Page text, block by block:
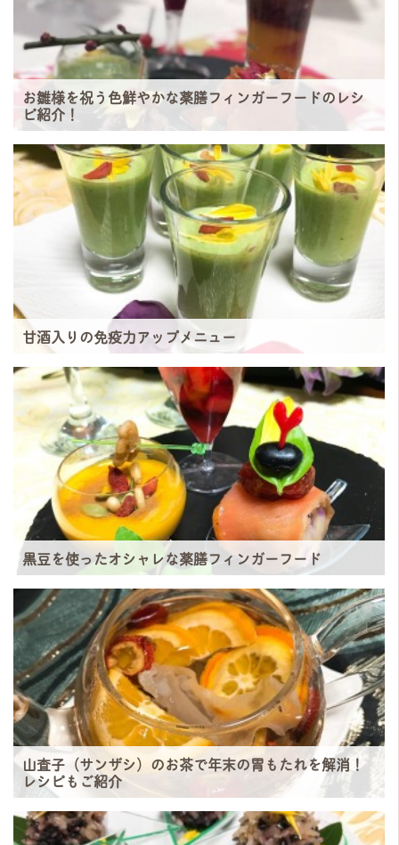
お雛様を祝う色鮮やかな薬膳フィンガーフードのレシ
ピ紹介！
甘酒入りの免疫力アップメニュー
黒豆を使ったオシャレな薬膳フィンガーフード
山査子（サンザシ）のお茶で年末の胃もたれを解消！
レシピもご紹介